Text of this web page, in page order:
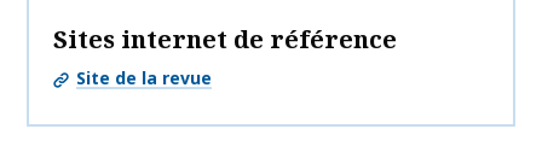
Sites internet de référence
Site de la revue